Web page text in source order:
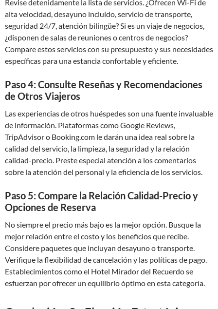
Revise detenidamente la lista de servicios. ¿Ofrecen Wi-Fi de
alta velocidad, desayuno incluido, servicio de transporte,
seguridad 24/7, atención bilingüe? Si es un viaje de negocios,
¿disponen de salas de reuniones o centros de negocios?
Compare estos servicios con su presupuesto y sus necesidades
específicas para una estancia confortable y eficiente.
Paso 4: Consulte Reseñas y Recomendaciones
de Otros Viajeros
Las experiencias de otros huéspedes son una fuente invaluable
de información. Plataformas como Google Reviews,
TripAdvisor o Booking.com le darán una idea real sobre la
calidad del servicio, la limpieza, la seguridad y la relación
calidad-precio. Preste especial atención a los comentarios
sobre la atención del personal y la eficiencia de los servicios.
Paso 5: Compare la Relación Calidad-Precio y
Opciones de Reserva
No siempre el precio más bajo es la mejor opción. Busque la
mejor relación entre el costo y los beneficios que recibe.
Considere paquetes que incluyan desayuno o transporte.
Verifique la flexibilidad de cancelación y las políticas de pago.
Establecimientos como el Hotel Mirador del Recuerdo se
esfuerzan por ofrecer un equilibrio óptimo en esta categoría.